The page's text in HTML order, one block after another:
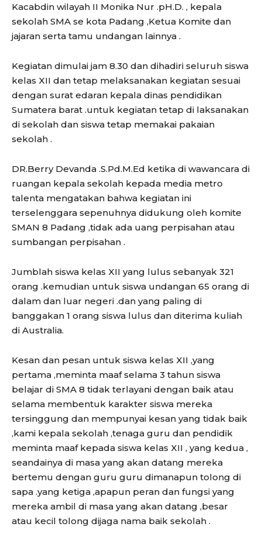
Kacabdin wilayah II Monika Nur .pH.D. , kepala
sekolah SMA se kota Padang ,Ketua Komite dan
jajaran serta tamu undangan lainnya .
Kegiatan dimulai jam 8.30 dan dihadiri seluruh siswa
kelas XII dan tetap melaksanakan kegiatan sesuai
dengan surat edaran kepala dinas pendidikan
Sumatera barat .untuk kegiatan tetap di laksanakan
di sekolah dan siswa tetap memakai pakaian
sekolah .
DR.Berry Devanda .S.Pd.M.Ed ketika di wawancara di
ruangan kepala sekolah kepada media metro
talenta mengatakan bahwa kegiatan ini
terselenggara sepenuhnya didukung oleh komite
SMAN 8 Padang ,tidak ada uang perpisahan atau
sumbangan perpisahan .
Jumblah siswa kelas XII yang lulus sebanyak 321
orang .kemudian untuk siswa undangan 65 orang di
dalam dan luar negeri .dan yang paling di
banggakan 1 orang siswa lulus dan diterima kuliah
di Australia.
Kesan dan pesan untuk siswa kelas XII ,yang
pertama ,meminta maaf selama 3 tahun siswa
belajar di SMA 8 tidak terlayani dengan baik atau
selama membentuk karakter siswa mereka
tersinggung dan mempunyai kesan yang tidak baik
,kami kepala sekolah ,tenaga guru dan pendidik
meminta maaf kepada siswa kelas XII , yang kedua ,
seandainya di masa yang akan datang mereka
bertemu dengan guru guru dimanapun tolong di
sapa .yang ketiga ,apapun peran dan fungsi yang
mereka ambil di masa yang akan datang ,besar
atau kecil tolong dijaga nama baik sekolah .